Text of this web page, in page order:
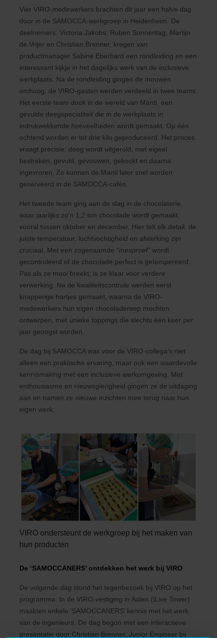
Vier VIRO-medewerkers brachten dit jaar een halve dag
door in de SAMOCCA-werkgroep in Heidenheim. De
deelnemers: Victoria Jakobs, Ruben Sonnentag, Martijn
de Vrijer en Christian Brenner, kregen van
productmanager Sabine Eberhard een rondleiding en een
interessant kijkje in het dagelijks werk van de inclusieve
werkplaats. Na de rondleiding gingen de mouwen
omhoog: de VIRO-gasten werden verdeeld in twee teams.
Het eerste team dook in de wereld van Manti, een
gevulde deegspecialiteit die in de werkplaats in
indrukwekkende hoeveelheden wordt gemaakt. Op één
ochtend worden er tot drie kilo geproduceerd. Het proces
vraagt precisie: deeg wordt uitgerold, met eigeel
bestreken, gevuld, gevouwen, gekookt en daarna
ingevroren. Zo kunnen de Manti later snel worden
geserveerd in de SAMOCCA-cafés.
Het tweede team ging aan de slag in de chocolaterie,
waar jaarlijks zo’n 1,2 ton chocolade wordt gemaakt,
vooral tussen oktober en december. Hier telt elk detail: de
juiste temperatuur, luchtvochtigheid en afwerking zijn
cruciaal. Met een zogenaamde “mesproef” wordt
gecontroleerd of de chocolade perfect is getempereerd.
Pas als ze mooi breekt, is ze klaar voor verdere
verwerking. Na de kwaliteitscontrole werden eerst
knapperige hartjes gemaakt, waarna de VIRO-
medewerkers hun eigen chocoladereep mochten
ontwerpen, met unieke toppings die slechts één keer per
jaar geoogst worden.
De dag bij SAMOCCA was voor de VIRO-collega’s niet
alleen een praktische ervaring, maar ook een waardevolle
kennismaking met een inclusieve werkomgeving. Met
enthousiasme en nieuwsgierigheid gingen ze de uitdaging
aan en namen ze nieuwe inzichten mee terug naar hun
eigen werk.
VIRO ondersteunt de werkgroep bij het maken van
hun producten
De ‘SAMOCCANERS’ ontdekken het werk bij VIRO
De volgende dag stond het tegenbezoek bij VIRO op het
programma. In de VIRO-vestiging in Aalen (iLive Tower)
maakten enkele ‘SAMOCCANERS’ kennis met het werk
van de ingenieurs. De dag begon met een interactieve
presentatie door Christian Brenner, Junior Engineer bij